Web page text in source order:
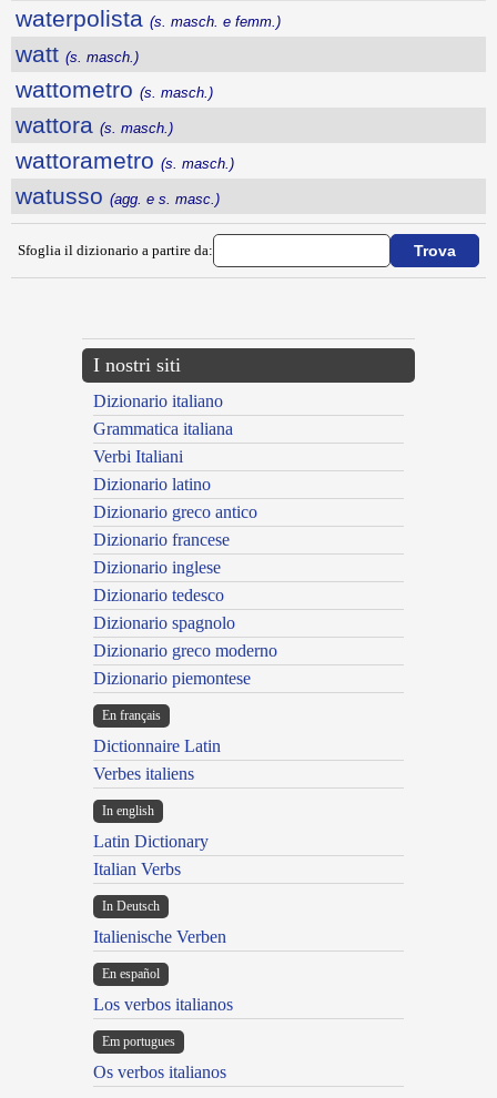
waterpolista (s. masch. e femm.)
watt (s. masch.)
wattometro (s. masch.)
wattora (s. masch.)
wattorametro (s. masch.)
watusso (agg. e s. masc.)
Sfoglia il dizionario a partire da:
I nostri siti
Dizionario italiano
Grammatica italiana
Verbi Italiani
Dizionario latino
Dizionario greco antico
Dizionario francese
Dizionario inglese
Dizionario tedesco
Dizionario spagnolo
Dizionario greco moderno
Dizionario piemontese
En français
Dictionnaire Latin
Verbes italiens
In english
Latin Dictionary
Italian Verbs
In Deutsch
Italienische Verben
En español
Los verbos italianos
Em portugues
Os verbos italianos